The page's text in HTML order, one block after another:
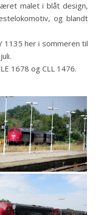
malet i blåt design,
og blandt
1135 her i sommeren til
1678 og CLL 1476.